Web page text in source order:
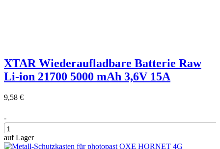
XTAR Wiederaufladbare Batterie Raw
Li-ion 21700 5000 mAh 3,6V 15A
9,58 €
-
+
auf Lager